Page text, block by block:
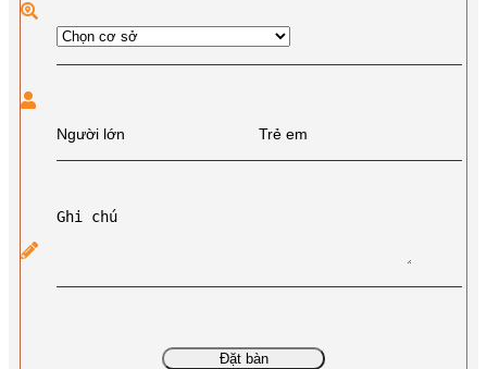
Đặt bàn